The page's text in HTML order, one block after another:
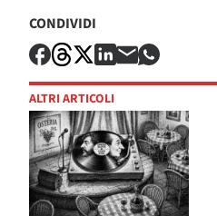
CONDIVIDI
ALTRI ARTICOLI